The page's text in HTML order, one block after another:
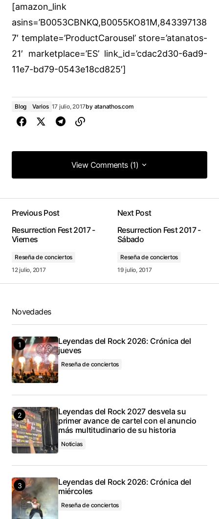
[amazon_link
asins=’B0053CBNKQ,B0055KO81M,843397138
7′ template=’ProductCarousel’ store=’atanatos-
21′ marketplace=’ES’ link_id=’cdac2d30-6ad9-
11e7-bd79-0543e18cd825′]
Blog Varios 17 julio, 2017by atanathos.com
View Comments (1)
View Comments (1)
Previous Post
Resurrection Fest 2017 -
Viernes
Reseña de conciertos
12 julio, 2017
Next Post
Resurrection Fest 2017 -
Sábado
Reseña de conciertos
19 julio, 2017
Novedades
Leyendas del Rock 2026: Crónica del
jueves
Reseña de conciertos
Leyendas del Rock 2027 desvela su
primer avance de cartel con el anuncio
más multitudinario de su historia
Noticias
Leyendas del Rock 2026: Crónica del
miércoles
Reseña de conciertos